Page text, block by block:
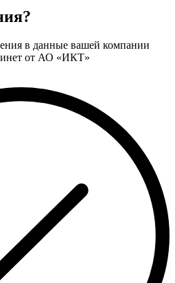
в данные вашей компании
от АО «ИКТ»